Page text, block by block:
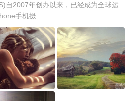
自2007年创办以来，已经成为全球运
手机摄 ...